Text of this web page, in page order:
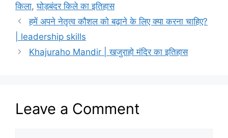
किला,घोड़बंदर किले का इतिहास
हमें अपने नेतृत्व कौशल को बढ़ाने के लिए क्या करना चाहिए?
| leadership skills
Khajuraho Mandir | खजुराहो मंदिर का इतिहास
Leave a Comment